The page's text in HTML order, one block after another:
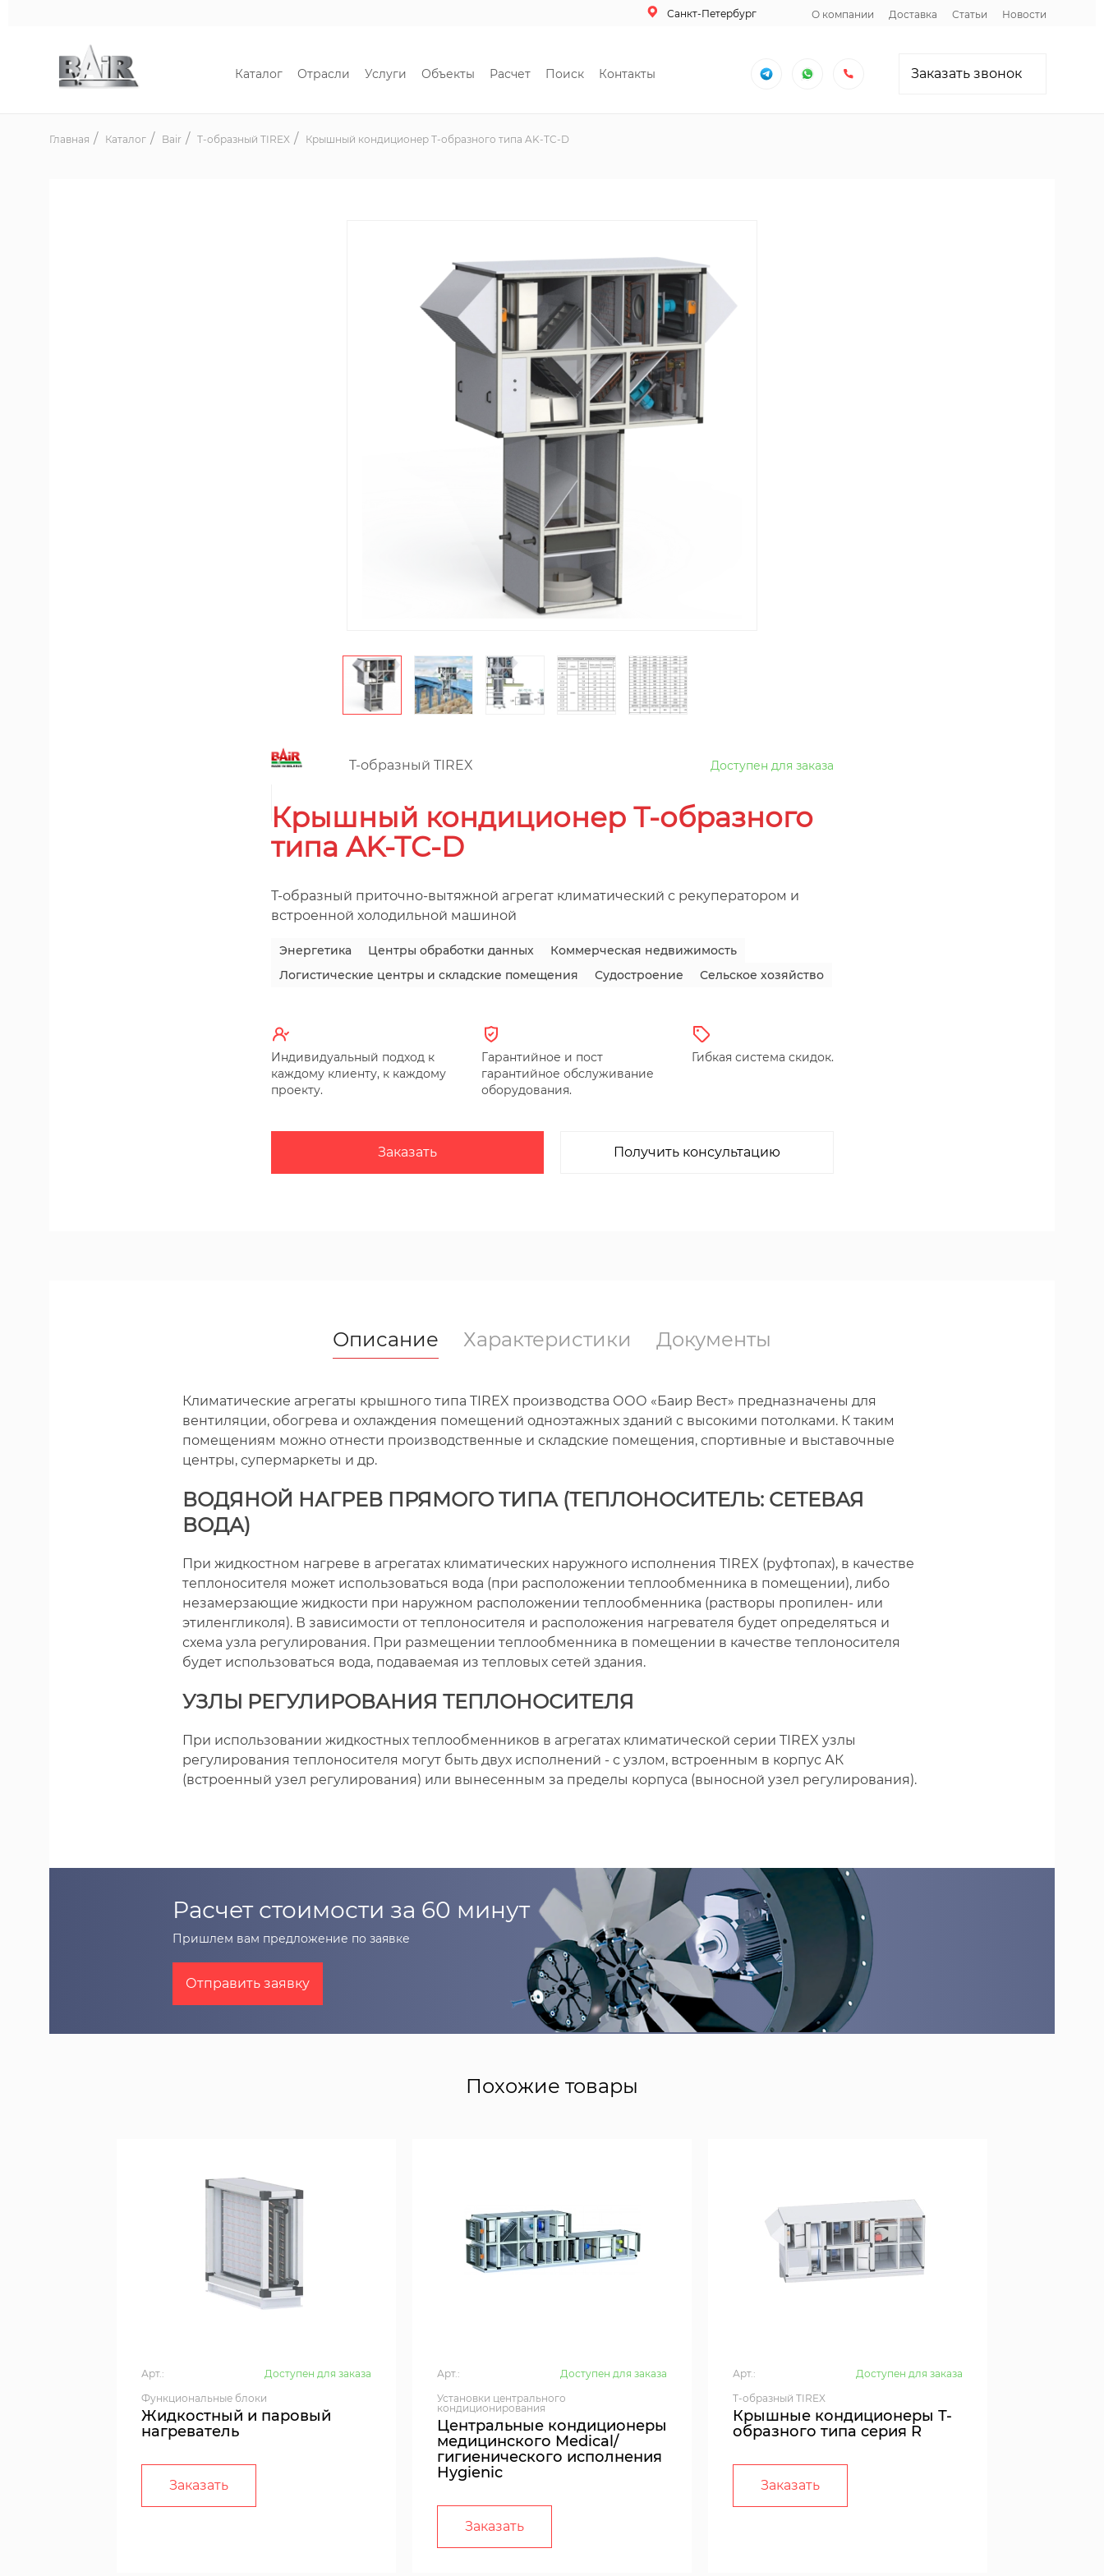
О компании Доставка Статьи Новости
Санкт-Петербург
Каталог Отрасли Услуги Объекты Расчет Поиск Контакты Заказать звонок
Главная Каталог Bair T-образный TIREX Крышный кондиционер Т-образного типа AK-TC-D
T-образный TIREX Доступен для заказа
Крышный кондиционер Т-образного
типа AK-TC-D
Т-образный приточно-вытяжной агрегат климатический с рекуператором и
встроенной холодильной машиной
Энергетика Центры обработки данных
Коммерческая недвижимость
Логистические центры и складские помещения
Судостроение Сельское хозяйство
Индивидуальный подход к
каждому клиенту, к каждому
проекту.
Гарантийное и пост
гарантийное обслуживание
оборудования.
Гибкая система скидок.
Заказать Получить консультацию
Описание Характеристики Документы
Климатические агрегаты крышного типа TIREX производства ООО «Баир Вест» предназначены для
вентиляции, обогрева и охлаждения помещений одноэтажных зданий с высокими потолками. К таким
помещениям можно отнести производственные и складские помещения, спортивные и выставочные
центры, супермаркеты и др.
ВОДЯНОЙ НАГРЕВ ПРЯМОГО ТИПА (ТЕПЛОНОСИТЕЛЬ: СЕТЕВАЯ
ВОДА)
При жидкостном нагреве в агрегатах климатических наружного исполнения TIREX (руфтопах), в качестве
теплоносителя может использоваться вода (при расположении теплообменника в помещении), либо
незамерзающие жидкости при наружном расположении теплообменника (растворы пропилен- или
этиленгликоля). В зависимости от теплоносителя и расположения нагревателя будет определяться и
схема узла регулирования. При размещении теплообменника в помещении в качестве теплоносителя
будет использоваться вода, подаваемая из тепловых сетей здания.
УЗЛЫ РЕГУЛИРОВАНИЯ ТЕПЛОНОСИТЕЛЯ
При использовании жидкостных теплообменников в агрегатах климатической серии TIREX узлы
регулирования теплоносителя могут быть двух исполнений - с узлом, встроенным в корпус АК
(встроенный узел регулирования) или вынесенным за пределы корпуса (выносной узел регулирования).
Расчет стоимости за 60 минут
Пришлем вам предложение по заявке
Отправить заявку
Похожие товары
Арт.:
Доступен для заказа
Функциональные блоки
Жидкостный и паровый
нагреватель
Заказать
Арт.:
Доступен для заказа
Установки центрального
кондиционирования
Центральные кондиционеры
медицинского Medical/
гигиенического исполнения
Hygienic
Заказать
Арт.:
Доступен для заказа
T-образный TIREX
Крышные кондиционеры Т-
образного типа серия R
Заказать